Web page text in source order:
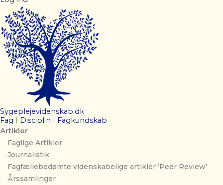
Sygeplejevidenskab.dk
Fag
Disciplin Fagkundskab
Artikler
Faglige Artikler
Journalistik
Fagfællebedømte videnskabelige artikler ‘Peer Review’
Årssamlinger